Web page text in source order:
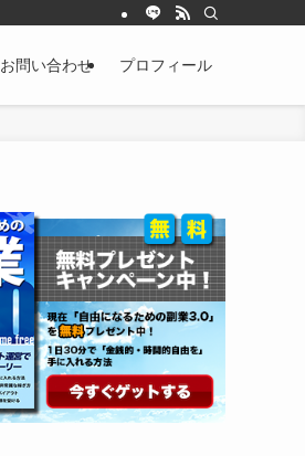
お問い合わせ プロフィール